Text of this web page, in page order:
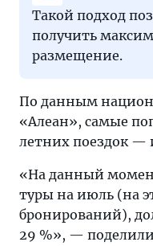
Такой подход
получить
размещение.
По данным
«Алеан», самые
летних поездок —
«На данный
туры на июль (на
бронирований),
29 %», —